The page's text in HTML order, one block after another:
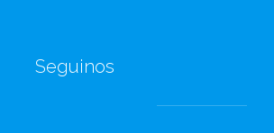
Seguinos